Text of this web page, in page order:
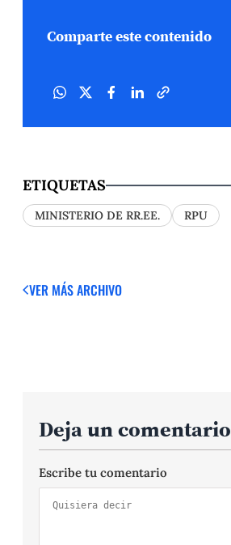
Comparte este contenido
ETIQUETAS
MINISTERIO DE RR.EE. RPU
VER MÁSARCHIVO
Deja un comentario
Escribe tu comentario